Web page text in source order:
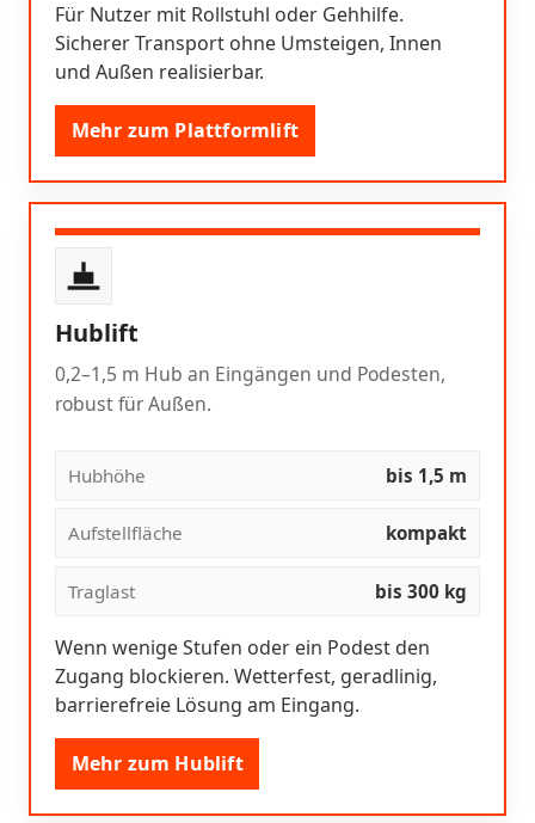
Für Nutzer mit Rollstuhl oder Gehhilfe.
Sicherer Transport ohne Umsteigen, Innen
und Außen realisierbar.
Mehr zum Plattformlift
Hublift
0,2–1,5 m Hub an Eingängen und Podesten,
robust für Außen.
Hubhöhe bis 1,5 m
Aufstellfläche kompakt
Traglast bis 300 kg
Wenn wenige Stufen oder ein Podest den
Zugang blockieren. Wetterfest, geradlinig,
barrierefreie Lösung am Eingang.
Mehr zum Hublift